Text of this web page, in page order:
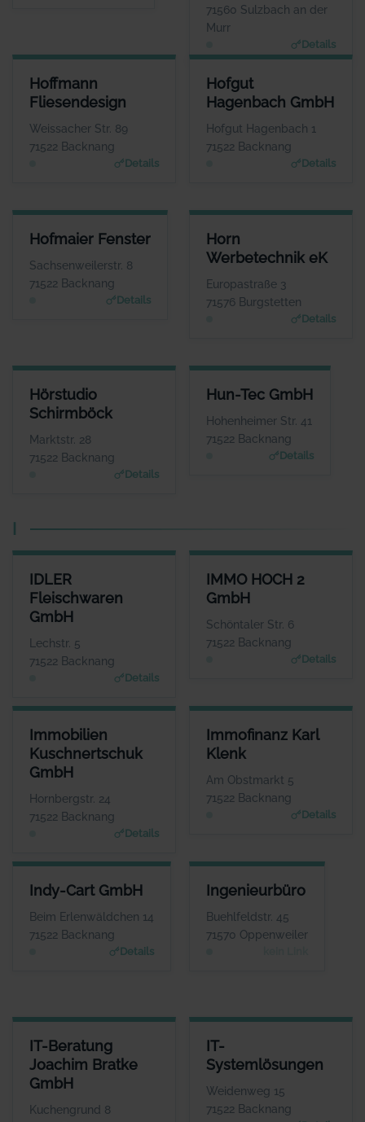
71560 Sulzbach an der
Murr
Details
Hoffmann
Fliesendesign
Weissacher Str. 89
71522 Backnang
Details
HOFFMANN FLIESENDESIGN
ANSPRECHPARTNER
Herr Bernd Hoffmann
www.hoffmann-fliesen.de
Hofgut
Hagenbach GmbH
Hofgut Hagenbach 1
71522 Backnang
Details
HOFGUT HAGENBACH GMBH
ANSPRECHPARTNER
Herr Matthias Wurche
www.hofgut-hagenbach.de
Hofmaier Fenster
Sachsenweilerstr. 8
71522 Backnang
Details
HOFMAIER FENSTER
Herr Herbert
Hofmaier
WEBSITE
www.hofmaier-fenster.
Horn
Werbetechnik eK
Europastraße 3
71576 Burgstetten
Details
HORN WERBETECHNIK EK
ANSPRECHPARTNER
Herr Thomas Horn
www.horn-werbetechni
Hörstudio
Schirmböck
Marktstr. 28
71522 Backnang
Details
HÖRSTUDIO SCHIRMBÖCK
ANSPRECHPARTNER
Frau Anne
www.hoerstudio-schirm
boeck.de
Hun-Tec GmbH
Hohenheimer Str. 41
71522 Backnang
Details
HUN-TEC GMBH
Herr Tamas Gauder
www.hun-tec.de
IDLER
Fleischwaren
GmbH
Lechstr. 5
71522 Backnang
Details
IDLER FLEISCHWAREN GMBH
ANSPRECHPARTNER
Herr Eberhart Idler
IMMO HOCH 2
GmbH
Schöntaler Str. 6
71522 Backnang
Details
IMMO HOCH 2 GMBH
ANSPRECHPARTNER
Goncalves
www.immo-hoch-2.de
Immobilien
Kuschnertschuk
GmbH
Hornbergstr. 24
71522 Backnang
Details
IMMOBILIEN KUSCHNERTSCHUK GMBH
ANSPRECHPARTNER
Herr Nikolai Kuschnertschuk
WEBSITE
www.kuschnertschuk.de
Immofinanz Karl
Klenk
Am Obstmarkt 5
71522 Backnang
Details
IMMOFINANZ KARL KLENK
ANSPRECHPARTNER
www.klenk-immofinanz.d
Indy-Cart GmbH
Beim Erlenwäldchen 14
71522 Backnang
Details
INDY-CART GMBH
ANSPRECHPARTNER
Herr Michele
Ciuffreda
WEBSITE
www.indy-cart.de
Ingenieurbüro
Buehlfeldstr. 45
71570 Oppenweiler
INGENIEURBÜRO
ANSPRECHPARTNER
Herr Gerhard Kipf
WEBSITE
Keine Website hinterlegt
IT-Beratung
Joachim Bratke
GmbH
Kuchengrund 8
IT-BERATUNG JOACHIM BRATKE GMBH
ANSPRECHPARTNER
Herr Joachim Bratke
WEBSITE
www.kabelinternetberatung.de
IT-
Systemlösungen
Weidenweg 15
71522 Backnang
ANSPRECHPARTNER
Herr Jürgen
Lehmann
www.itsystemloesunge